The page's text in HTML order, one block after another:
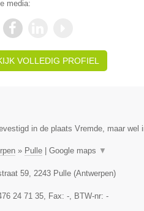
media:
VOLLEDIG PROFIEL
in de plaats Vremde, maar wel
» Pulle| Google maps ▼
59, 2243 Pulle(Antwerpen)
24 71 35, Fax: -, BTW-nr: -